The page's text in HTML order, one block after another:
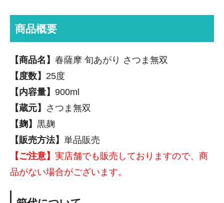
商品概要
【商品名】 春薩摩 旬あがり さつま無双
【度数】 25度
【内容量】 900ml
【蔵元】 さつま無双
【麹】 黒麹
【販売方法】 単品販売
【ご注意】 実店舗でも販売しておりますので、商
品がない場合がございます。